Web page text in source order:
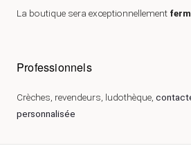
La boutique sera exceptionnellement
Professionnels
Crèches, revendeurs, ludothèque,
personnalisée